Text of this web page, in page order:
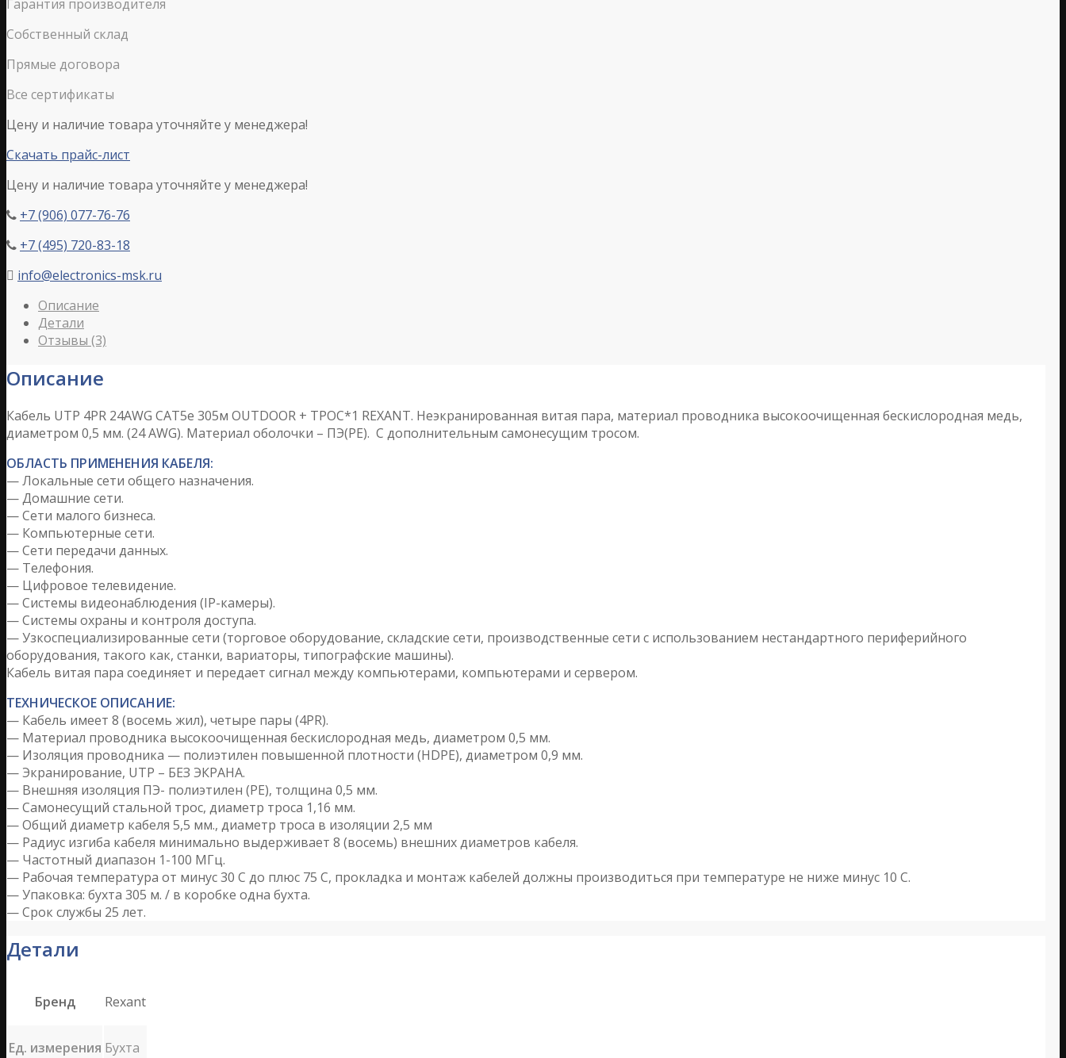
Гарантия производителя
Собственный склад
Прямые договора
Все сертификаты
Цену и наличие товара уточняйте у менеджера!
Скачать прайс-лист
Цену и наличие товара уточняйте у менеджера!
 +7 (906) 077-76-76
 +7 (495) 720-83-18
 info@electronics-msk.ru
Описание
Детали
Отзывы (3)
Описание
Кабель UTP 4PR 24AWG CAT5e 305м OUTDOOR + ТРОС*1 REXANT. Неэкранированная витая пара, материал проводника высокоочищенная бескислородная медь,
диаметром 0,5 мм. (24 AWG). Материал оболочки – ПЭ(PE). С дополнительным самонесущим тросом.
ОБЛАСТЬ ПРИМЕНЕНИЯ КАБЕЛЯ:
— Локальные сети общего назначения.
— Домашние сети.
— Сети малого бизнеса.
— Компьютерные сети.
— Сети передачи данных.
— Телефония.
— Цифровое телевидение.
— Системы видеонаблюдения (IP-камеры).
— Системы охраны и контроля доступа.
— Узкоспециализированные сети (торговое оборудование, складские сети, производственные сети с использованием нестандартного периферийного
оборудования, такого как, станки, вариаторы, типографские машины).
Кабель витая пара соединяет и передает сигнал между компьютерами, компьютерами и сервером.
ТЕХНИЧЕСКОЕ ОПИСАНИЕ:
— Кабель имеет 8 (восемь жил), четыре пары (4PR).
— Материал проводника высокоочищенная бескислородная медь, диаметром 0,5 мм.
— Изоляция проводника — полиэтилен повышенной плотности (HDPE), диаметром 0,9 мм.
— Экранирование, UTP – БЕЗ ЭКРАНА.
— Внешняя изоляция ПЭ- полиэтилен (PE), толщина 0,5 мм.
— Самонесущий стальной трос, диаметр троса 1,16 мм.
— Общий диаметр кабеля 5,5 мм., диаметр троса в изоляции 2,5 мм
— Радиус изгиба кабеля минимально выдерживает 8 (восемь) внешних диаметров кабеля.
— Частотный диапазон 1-100 МГц.
— Рабочая температура от минус 30 С до плюс 75 C, прокладка и монтаж кабелей должны производиться при температуре не ниже минус 10 С.
— Упаковка: бухта 305 м. / в коробке одна бухта.
— Срок службы 25 лет.
Детали
Бренд Rexant
Ед. измерения Бухта